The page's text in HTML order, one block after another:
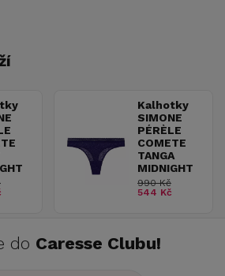
Kalhotky
SIMONE
PÉRÈLE
COMETE
TANGA
MIDNIGHT
990 Kč
544 Kč
do Caresse Clubu!